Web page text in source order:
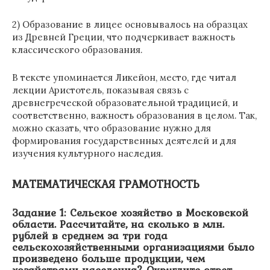
2) Образование в лицее основывалось на образцах
из Древней Греции, что подчеркивает важность
классического образования.
В тексте упоминается Ликейон, место, где читал
лекции Аристотель, показывая связь с
древнегреческой образовательной традицией, и
соответственно, важность образования в целом. Так,
можно сказать, что образование нужно для
формирования государственных деятелей и для
изучения культурного наследия.
МАТЕМАТИЧЕСКАЯ ГРАМОТНОСТЬ
Задание 1: Сельское хозяйство в Московской
области. Рассчитайте, на сколько в млн.
рублей в среднем за три года
сельскохозяйственными организациями было
произведено больше продукции, чем